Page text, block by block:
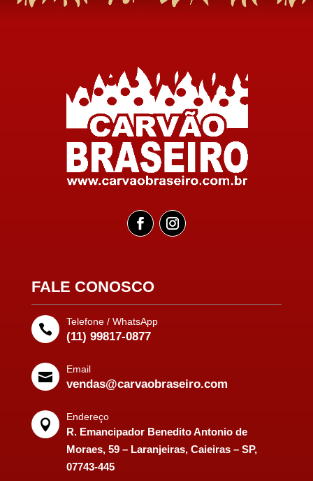
FALE CONOSCO

Telefone / WhatsApp
(11) 99817-0877

Email
vendas@carvaobraseiro.com

Endereço
R. Emancipador Benedito Antonio de
Moraes, 59 – Laranjeiras, Caieiras – SP,
07743-445